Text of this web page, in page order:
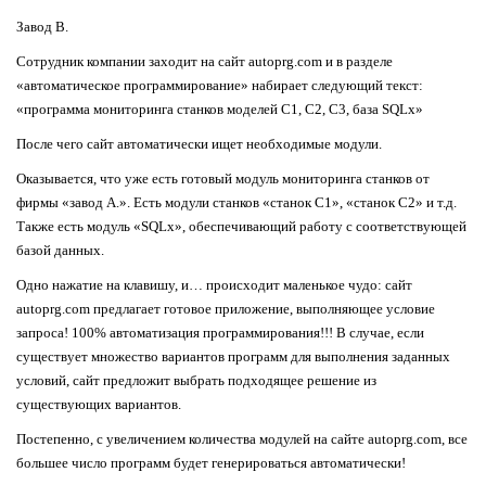
Завод B.
Сотрудник компании заходит на сайт autoprg.com и в разделе
«автоматическое программирование» набирает следующий текст:
«программа мониторинга станков моделей С1, С2, С3, база SQLx»
После чего сайт автоматически ищет необходимые модули.
Оказывается, что уже есть готовый модуль мониторинга станков от
фирмы «завод А.». Есть модули станков «станок С1», «станок С2» и т.д.
Также есть модуль «SQLx», обеспечивающий работу с соответствующей
базой данных.
Одно нажатие на клавишу, и… происходит маленькое чудо: сайт
autoprg.com предлагает готовое приложение, выполняющее условие
запроса! 100% автоматизация программирования!!! В случае, если
существует множество вариантов программ для выполнения заданных
условий, сайт предложит выбрать подходящее решение из
существующих вариантов.
Постепенно, с увеличением количества модулей на сайте autoprg.com, все
большее число программ будет генерироваться автоматически!